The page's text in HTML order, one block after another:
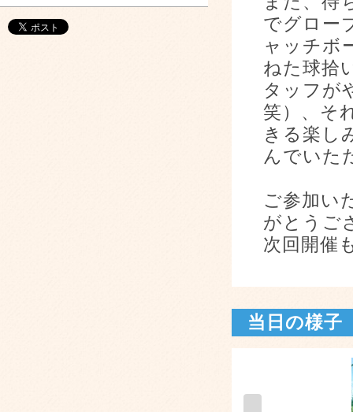
でグロー
ャッチボ
ねた球拾
タッフが
笑）、そ
きる楽し
んでいた
ご参加い
がとうご
次回開催
当日の様子